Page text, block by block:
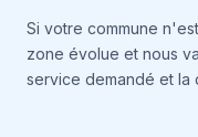
Si votre commune
zone évolue et nous
service demandé et la